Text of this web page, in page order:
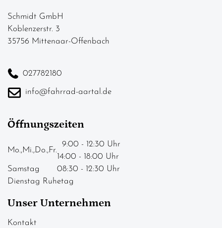
Schmidt GmbH
Koblenzerstr. 3
35756 Mittenaar-Offenbach
027782180
info@fahrrad-aartal.de
Öffnungszeiten
Mo.,Mi.,Do.,Fr.
9:00 - 12:30 Uhr
14:00 - 18:00 Uhr
Samstag
08:30 - 12:30 Uhr
Dienstag Ruhetag
Unser Unternehmen
Kontakt